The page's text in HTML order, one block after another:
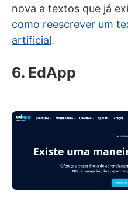
nova a textos que já
como reescrever um
artificial.
6. EdApp